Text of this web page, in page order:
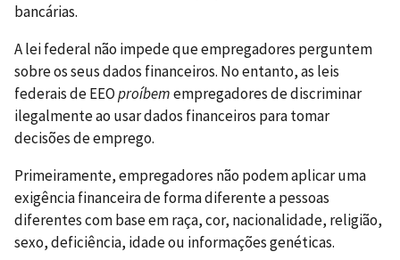
bancárias.
A lei federal não impede que empregadores perguntem
sobre os seus dados financeiros. No entanto, as leis
federais de EEOproíbemempregadores de discriminar
ilegalmente ao usar dados financeiros para tomar
decisões de emprego.
Primeiramente, empregadores não podem aplicar uma
exigência financeira de forma diferente a pessoas
diferentes com base em raça, cor, nacionalidade, religião,
sexo, deficiência, idade ou informações genéticas.